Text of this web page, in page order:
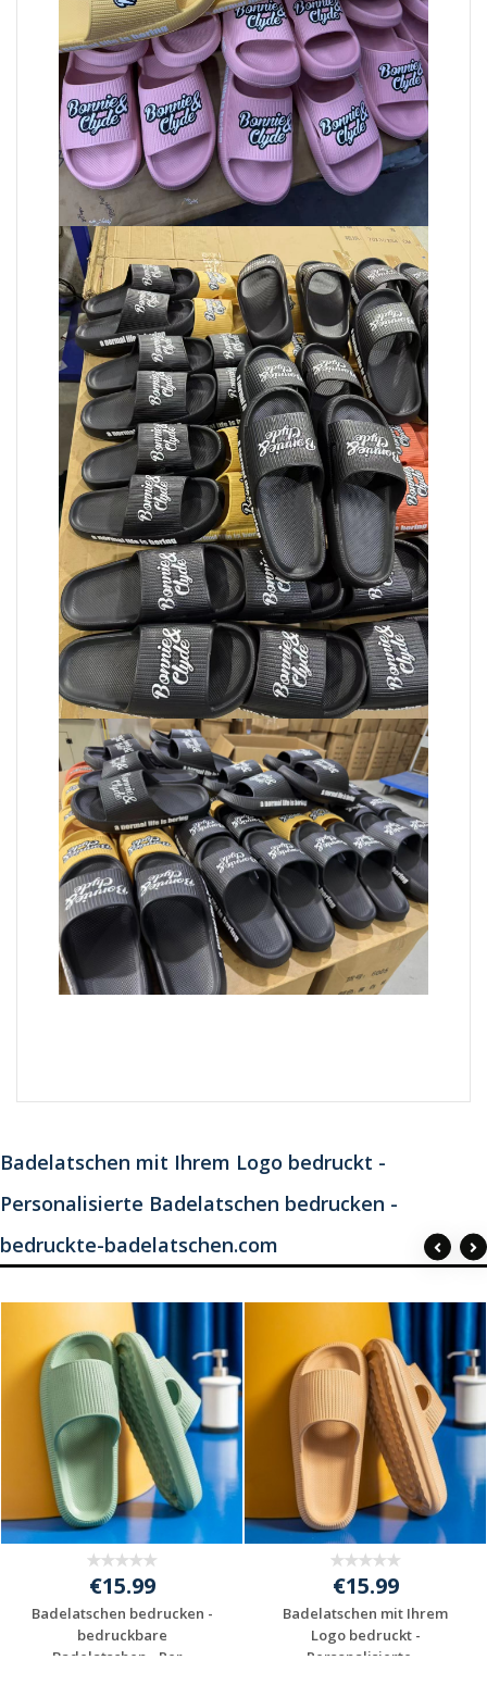
Badelatschen mit Ihrem Logo bedruckt -
Personalisierte Badelatschen bedrucken -
bedruckte-badelatschen.com
€15.99
Badelatschen bedrucken -
bedruckbare
Badelatschen - Per...
€15.99
Badelatschen mit Ihrem
Logo bedruckt -
Personalisierte ...